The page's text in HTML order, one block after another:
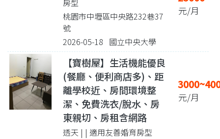
桃園市中壢區中央路232巷37
號
2026-05-18 國立中央大學
元/月
【寶樹屋】生活機能優良
(餐廳、便利商店多)、距
離學校近、房間環境整
潔、免費洗衣/脫水、房
東親切、房租含網路
透天 | | 適用友善婚育房型
元/月